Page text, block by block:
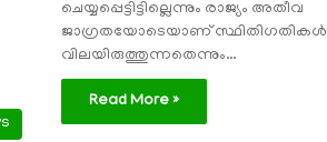
ചെയ്യപ്പെട്ടിട്ടില്ലെന്നും രാജ്യം അതീവ
ജാഗ്രതയോടെയാണ് സ്ഥിതിഗതികള്‍
വിലയിരുത്തുന്നതെന്നും…
Read More »